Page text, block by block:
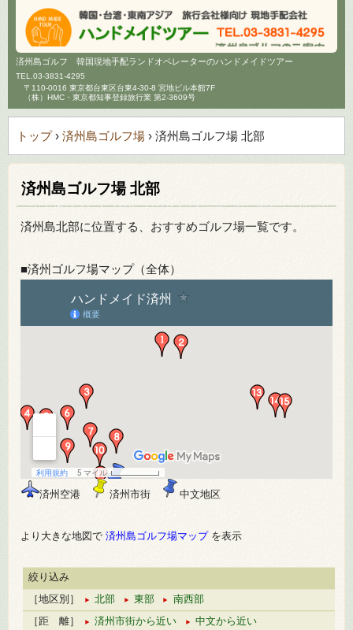
済州島ゴルフ 韓国現地手配ランドオペレーターのハンドメイドツアー
TEL. 03-3831-4295
〒110-0016 東京都台東区台東4-30-8 宮地ビル本館7F
（株）HMC・東京都知事登録旅行業 第2-3609号
トップ› 済州島ゴルフ場 › 済州島ゴルフ場 北部
済州島ゴルフ場 北部
済州島北部に位置する、おすすめゴルフ場一覧です。
■済州ゴルフ場マップ（全体）
済州空港 済州市街 中文地区
より大きな地図で 済州島ゴルフ場マップ を表示
絞り込み
［地区別］
北部 東部
南西部
［距 離］
済州市街から近い
中文から近い